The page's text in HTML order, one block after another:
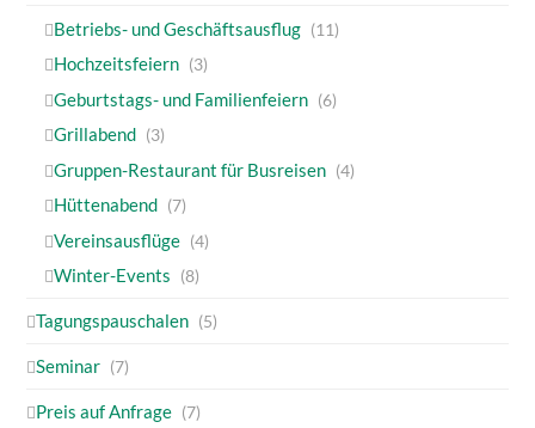
Betriebs- und Geschäftsausflug (11)
Hochzeitsfeiern (3)
Geburtstags- und Familienfeiern (6)
Grillabend (3)
Gruppen-Restaurant für Busreisen (4)
Hüttenabend (7)
Vereinsausflüge (4)
Winter-Events (8)
Tagungspauschalen (5)
Seminar (7)
Preis auf Anfrage (7)